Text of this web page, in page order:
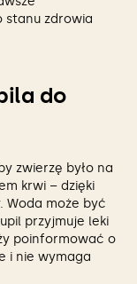
stanu zdrowia
do
zwierzę było na
krwi – dzięki
Woda może być
przyjmuje leki
poinformować o
i nie wymaga